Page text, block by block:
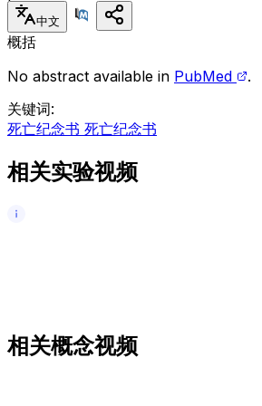
中文
概括
No abstract available in PubMed
.
关键词:
死亡纪念书 死亡纪念书
相关实验视频
相关概念视频